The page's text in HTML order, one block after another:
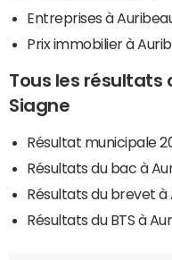
Entreprises à
Prix immobilier à
Tous les résultats
Siagne
Résultat municipale
Résultats du bac à
Résultats du brevet
Résultats du BTS à